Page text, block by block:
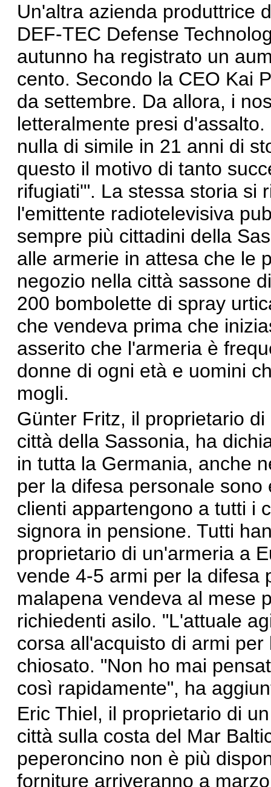
Un'altra azienda produttrice
DEF-TEC Defense
autunno ha registrato un
cento. Secondo la CEO Kai
da settembre. Da allora, i
letteralmente presi
nulla di simile in 21 anni di
questo il motivo di tanto
rifugiati'". La stessa storia si
l'emittente radiotelevisiva
sempre più cittadini della
alle armerie in attesa che le
negozio nella città sassone
200 bombolette di spray
che vendeva prima che
asserito che l'armeria è
donne di ogni età e uomini
mogli.
Günter Fritz, il proprietario
città della Sassonia, ha
in tutta la Germania, anche
per la difesa personale
clienti appartengono a tutti i
signora in pensione. Tutti
proprietario di un'armeria a
vende 4-5 armi per la difesa
malapena vendeva al mese
richiedenti asilo. "L'attuale
corsa all'acquisto di armi
chiosato. "Non ho mai
così rapidamente", ha
Eric Thiel, il proprietario di
città sulla costa del Mar
peperoncino non è più
forniture arriveranno a